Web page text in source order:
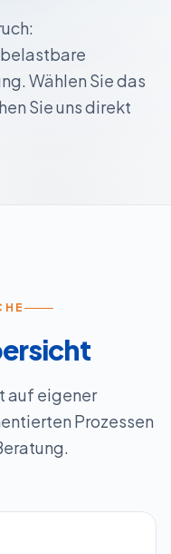
Wählen Sie das
Sie uns direkt
auf eigener
Prozessen